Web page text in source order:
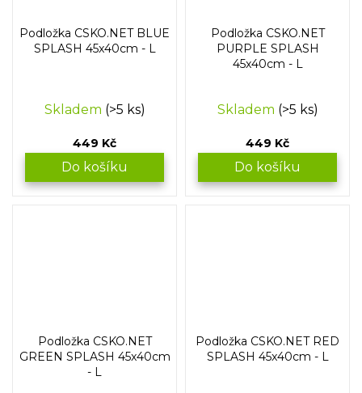
Podložka CSKO.NET BLUE
SPLASH 45x40cm - L
Skladem (>5 ks)
449 Kč
Do košíku
Podložka CSKO.NET
PURPLE SPLASH
45x40cm - L
Skladem (>5 ks)
449 Kč
Do košíku
Podložka CSKO.NET
GREEN SPLASH 45x40cm
- L
Podložka CSKO.NET RED
SPLASH 45x40cm - L